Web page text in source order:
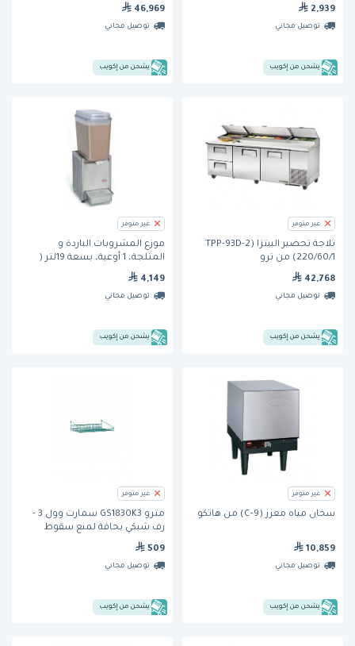
2,939
توصيل مجاني
يشحن من إكويب
46,969
توصيل مجاني
يشحن من إكويب
غير متوفر
ثلاجة تحضير البيتزا (TPP-93D-2
220/60/1) من ترو
42,768
توصيل مجاني
يشحن من إكويب
غير متوفر
موزع المشروبات الباردة و
المثلجة، 1 أوعية، بسعة 19لتر (
4,149
توصيل مجاني
يشحن من إكويب
غير متوفر
سخان مياه معزز (C-9) من هاتكو
10,859
توصيل مجاني
يشحن من إكويب
غير متوفر
مترو GS1830K3 سمارت وول 3 -
رف شبكي بحافة لمنع سقوط
المنتجات
509
توصيل مجاني
يشحن من إكويب